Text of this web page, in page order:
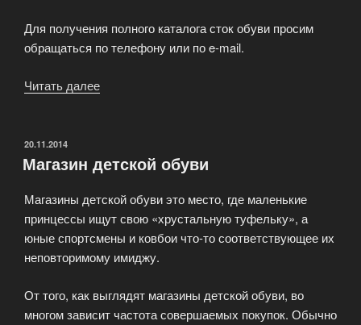
Для получения полного каталога сток обуви просим
обращаться по телефону или по e-mail.
Читать далее
«ShoesMania»»
ОПУБЛИКОВАНО
20.11.2014
Магазин детской обуви
Магазины детской обуви это место, где маленькие
принцессы ищут свою «хрустальную туфельку», а
юные спортсмены и ковбои что-то соответствующее их
неповторимому имиджу.
От того, как выглядят магазины детской обуви, во
многом зависит частота совершаемых покупок. Обычно